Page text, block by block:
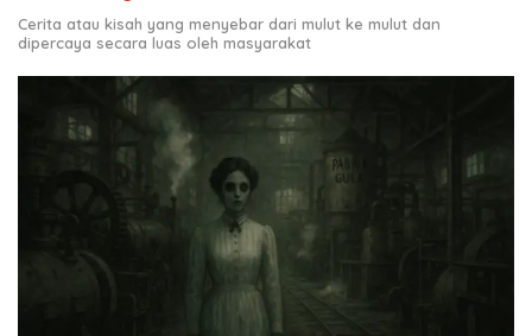
Cerita atau kisah yang menyebar dari mulut ke mulut dan
dipercaya secara luas oleh masyarakat